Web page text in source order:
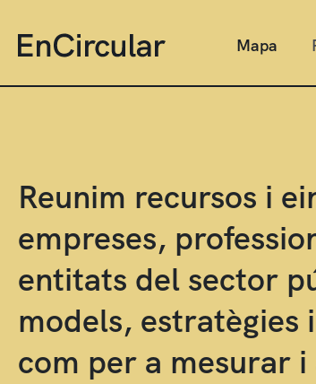
Mapa
Reunim recursos i
empreses,
entitats del sector
models, estratègies
com per a mesurar